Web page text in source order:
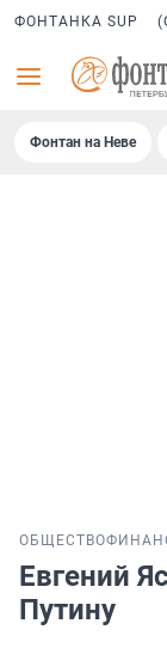
ФОНТАНКА SUP
Фонтан на Неве
ОБЩЕСТВО
Евгений
Путину